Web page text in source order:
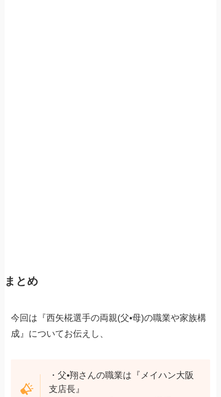
まとめ
今回は『西矢椛選手の両親(父•母)の職業や家族構
成』についてお伝えし、
・父•翔さんの職業は『メイハン大阪
支店長』